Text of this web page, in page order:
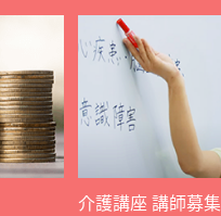
介護講座 講師募集